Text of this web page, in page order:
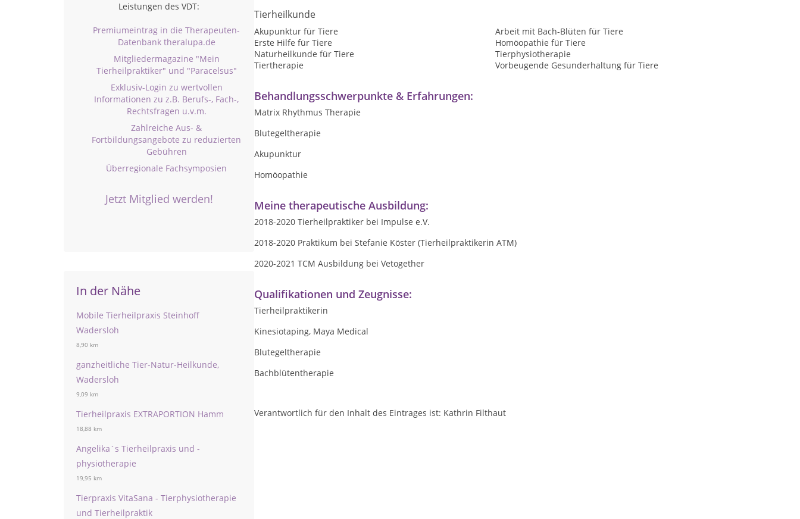
Leistungen des VDT:
Premiumeintrag in die Therapeuten-
Datenbank theralupa.de
Mitgliedermagazine "Mein
Tierheilpraktiker" und "Paracelsus"
Exklusiv-Login zu wertvollen
Informationen zu z.B. Berufs-, Fach-,
Rechtsfragen u.v.m.
Zahlreiche Aus- &
Fortbildungsangebote zu reduzierten
Gebühren
Überregionale Fachsymposien
Jetzt Mitglied werden!
In der Nähe
Mobile Tierheilpraxis Steinhoff
Wadersloh
8,90 km
ganzheitliche Tier-Natur-Heilkunde,
Wadersloh
9,09 km
Tierheilpraxis EXTRAPORTION Hamm
18,88 km
Angelika´s Tierheilpraxis und -
physiotherapie
19,95 km
Tierpraxis VitaSana - Tierphysiotherapie
und Tierheilpraktik
Tierheilkunde
Akupunktur für Tiere
Arbeit mit Bach-Blüten für Tiere
Erste Hilfe für Tiere
Homöopathie für Tiere
Naturheilkunde für Tiere
Tierphysiotherapie
Tiertherapie
Vorbeugende Gesunderhaltung für Tiere
Behandlungsschwerpunkte & Erfahrungen:
Matrix Rhythmus Therapie
Blutegeltherapie
Akupunktur
Homöopathie
Meine therapeutische Ausbildung:
2018-2020 Tierheilpraktiker bei Impulse e.V.
2018-2020 Praktikum bei Stefanie Köster (Tierheilpraktikerin ATM)
2020-2021 TCM Ausbildung bei Vetogether
Qualifikationen und Zeugnisse:
Tierheilpraktikerin
Kinesiotaping, Maya Medical
Blutegeltherapie
Bachblütentherapie
Verantwortlich für den Inhalt des Eintrages ist: Kathrin Filthaut